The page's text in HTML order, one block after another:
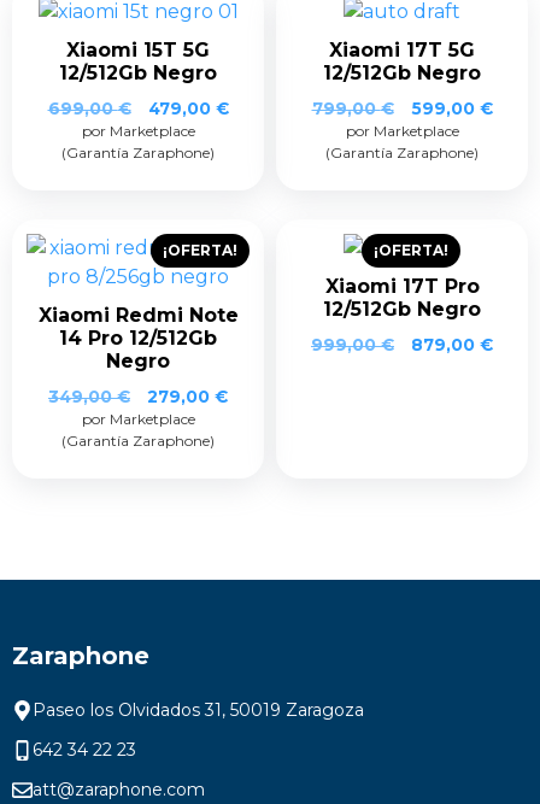
Xiaomi 15T 5G
12/512Gb Negro
699,00€
El
precio
original
479,00 €El
por Marketplace
(Garantía Zaraphone)
Xiaomi 17T 5G
12/512Gb Negro
799,00€
El
precio
original
599,00 €El
por Marketplace
(Garantía Zaraphone)
¡OFERTA!
Xiaomi Redmi Note
14 Pro 12/512Gb
Negro
349,00€
El
precio
original
279,00 €El
por Marketplace
(Garantía Zaraphone)
¡OFERTA!
Xiaomi 17T Pro
12/512Gb Negro
999,00€
El
879,00 €El
Zaraphone
Paseo los Olvidados 31, 50019 Zaragoza
642 34 22 23
att@zaraphone.com